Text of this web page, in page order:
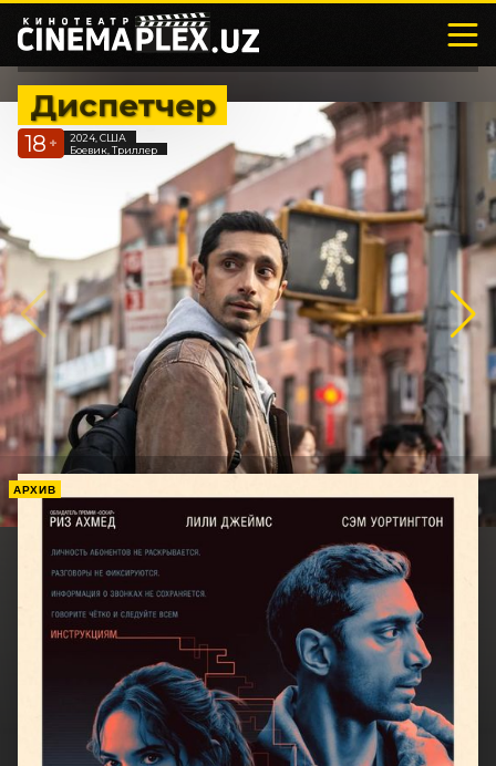
Диспетчер
18 +
2024, США
Боевик, Триллер
АРХИВ